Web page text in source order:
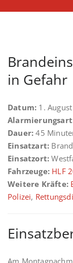
in Gefahr
Datum: 1.
Dauer: 45
Einsatzart:
Einsatzort:
Fahrzeuge: HLF
Weitere Kräfte:
Polizei,
Am